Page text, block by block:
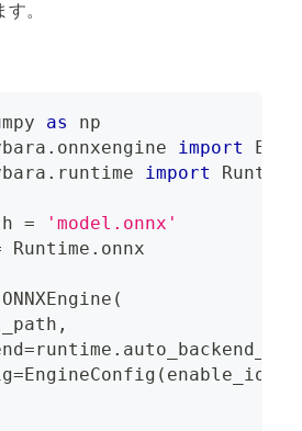
。
as
np
. onnxengine import
. runtime import Runtime
=
'model.onnx'
Runtime . onnx
ONNXEngine (
,
=runtime .
= EngineConfig (